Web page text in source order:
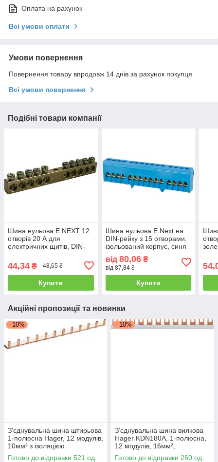
Оплата на рахунок
Всі умови оплати
Умови повернення
Повернення товару впродовж 14 днів за рахунок покупця
Всі умови повернення
Подібні товари компанії
Шина нульова E.NEXT 12
отворів 20 А для
електричних щитів, DIN-
44,34 ₴ 48,65 ₴
Купити
Шина нульова E.Next на
DIN-рейку з 15 отворами,
ізольований корпус, синя
від 80,06₴
від 87,84 ₴
Купити
Акційні пропозиції та новинки
–10%
З'єднувальна шина штирьова
1-полюсна Hager, 12 модулів,
10мм² з ізоляцією.
Готово до відправки 521 од.
–10%
Зʼєднувальна шина вилкова
Hager KDN180A, 1-полюсна,
12 модулів, 16мм²,
ізольована
Готово до відправки 260 од.